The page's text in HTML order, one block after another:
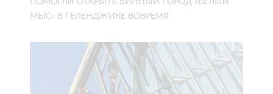
ПОМОГЛИ ОТКРЫТЬ ВИННЫЙ ГОРОД «БЕЛЫЙ
МЫС» В ГЕЛЕНДЖИКЕ ВОВРЕМЯ